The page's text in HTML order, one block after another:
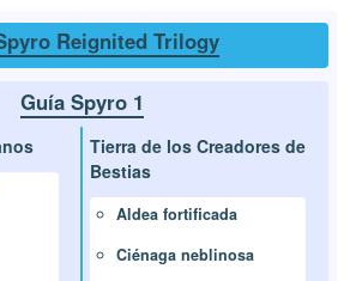
Reignited Trilogy
Guía Spyro 1
Tierra de los Creadores de
Bestias
Aldea fortificada
Ciénaga neblinosa